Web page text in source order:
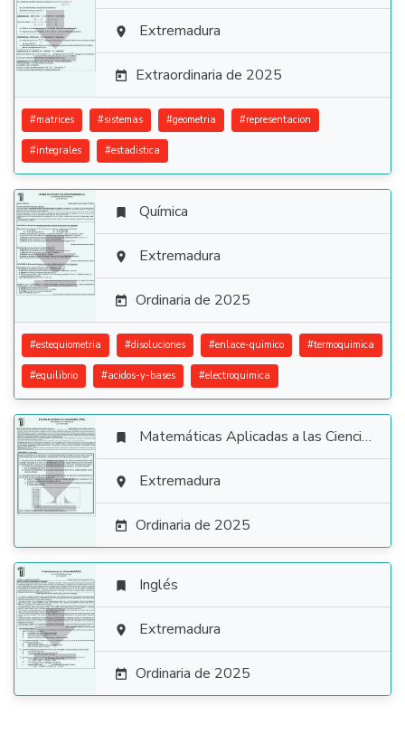
  Extremadura
 Extraordinaria de 2025
#matrices #sistemas #geometria #representacion
#integrales #estadistica

 Química
 Extremadura
 Ordinaria de 2025
#estequiometria #disoluciones #enlace-quimico #termoquimica
#equilibrio #acidos-y-bases #electroquimica

 Matemáticas Aplicadas a las Ciencias Sociales
 Extremadura
 Ordinaria de 2025

 Inglés
 Extremadura
 Ordinaria de 2025